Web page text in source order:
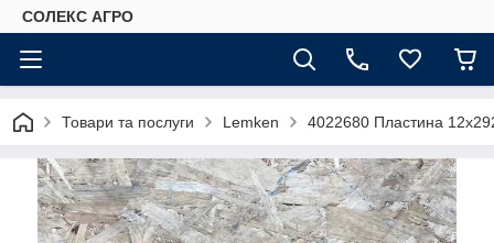
СОЛЕКС АГРО
Товари та послуги Lemken 4022680 Пластина